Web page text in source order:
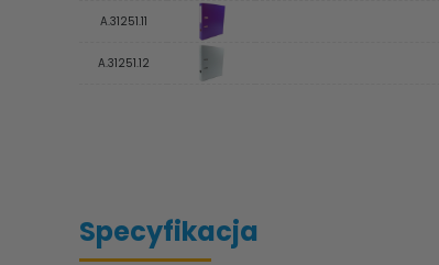
A.31251.11
A.31251.12
Specyfikacja